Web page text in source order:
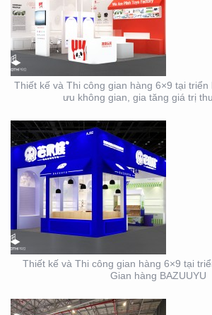
Thiết kế và Thi công gian hàng 6×9 tại triển
ưu không gian, gia tăng giá trị
THIẾT KẾ VÀ THI CÔNG
GIAN HÀNG 6×9 TẠI
TRIỂN LÃM IBTE 2024 –
GIAN HÀNG BAZUUYU
Thiết kế và Thi công gian hàng 6×9 tại
Gian hàng BAZUUYU
DỊCH VỤ THIẾT KẾ VÀ
THI CÔNG GIAN HÀNG
TRIỂN LÃM NGÀNH
LOGISTICS CÔNG TY
ALS